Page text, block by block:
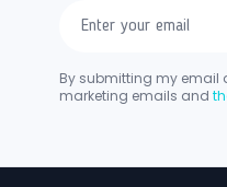
By submitting my email
marketing emails and